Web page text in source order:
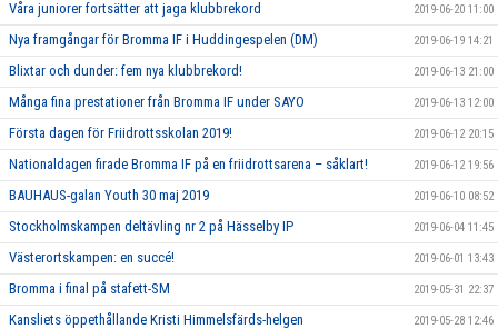
Våra juniorer fortsätter att jaga klubbrekord 2019-06-20 11:00
Nya framgångar för Bromma IF i Huddingespelen (DM) 2019-06-19 14:21
Blixtar och dunder: fem nya klubbrekord! 2019-06-13 21:00
Många fina prestationer från Bromma IF under SAYO 2019-06-13 12:00
Första dagen för Friidrottsskolan 2019! 2019-06-12 20:15
Nationaldagen firade Bromma IF på en friidrottsarena – såklart! 2019-06-12 19:56
BAUHAUS-galan Youth 30 maj 2019 2019-06-10 08:52
Stockholmskampen deltävling nr 2 på Hässelby IP 2019-06-04 11:45
Västerortskampen: en succé! 2019-06-01 13:43
Bromma i final på stafett-SM 2019-05-31 22:37
Kansliets öppethållande Kristi Himmelsfärds-helgen 2019-05-28 12:46